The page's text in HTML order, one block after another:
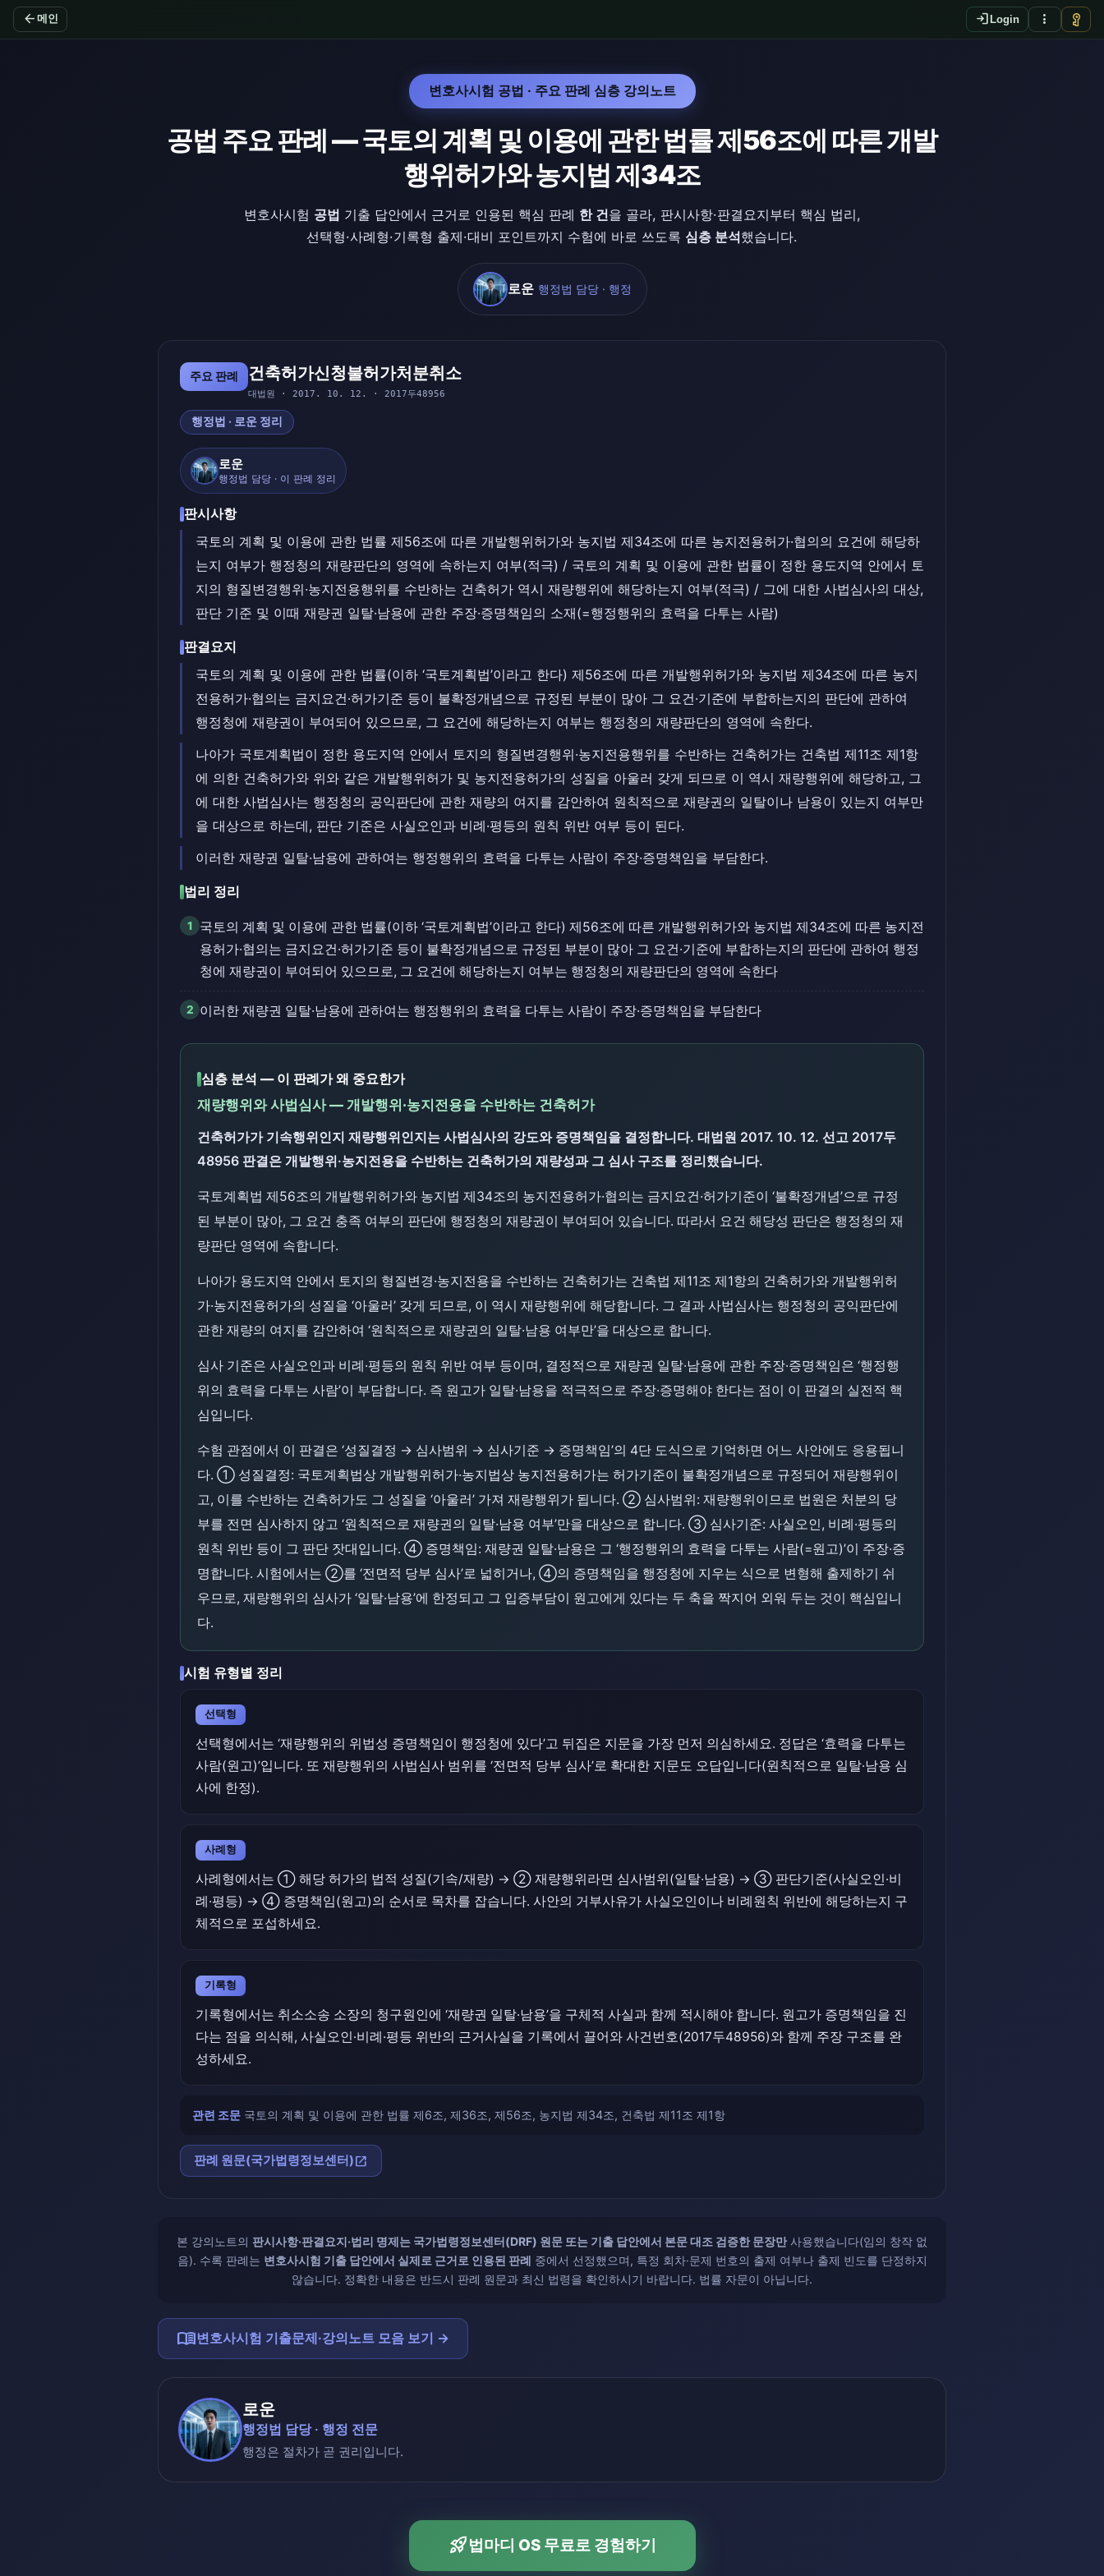
arrow_back 메인 login Login more_vert vpn_key
변호사시험 공법 · 주요 판례 심층 강의노트
공법 주요 판례 — 국토의 계획 및 이용에 관한 법률 제56조에 따른 개발
행위허가와 농지법 제34조
변호사시험 공법 기출 답안에서 근거로 인용된 핵심 판례 한 건을 골라, 판시사항·판결요지부터 핵심 법리,
선택형·사례형·기록형 출제·대비 포인트까지 수험에 바로 쓰도록 심층 분석했습니다.
로운 행정법 담당 · 행정
주요 판례 건축허가신청불허가처분취소
대법원 · 2017. 10. 12. · 2017두48956
행정법 · 로운 정리
로운
행정법 담당 · 이 판례 정리
판시사항
국토의 계획 및 이용에 관한 법률 제56조에 따른 개발행위허가와 농지법 제34조에 따른 농지전용허가·협의의 요건에 해당하
는지 여부가 행정청의 재량판단의 영역에 속하는지 여부(적극) / 국토의 계획 및 이용에 관한 법률이 정한 용도지역 안에서 토
지의 형질변경행위·농지전용행위를 수반하는 건축허가 역시 재량행위에 해당하는지 여부(적극) / 그에 대한 사법심사의 대상,
판단 기준 및 이때 재량권 일탈·남용에 관한 주장·증명책임의 소재(=행정행위의 효력을 다투는 사람)
판결요지
국토의 계획 및 이용에 관한 법률(이하 ‘국토계획법’이라고 한다) 제56조에 따른 개발행위허가와 농지법 제34조에 따른 농지
전용허가·협의는 금지요건·허가기준 등이 불확정개념으로 규정된 부분이 많아 그 요건·기준에 부합하는지의 판단에 관하여
행정청에 재량권이 부여되어 있으므로, 그 요건에 해당하는지 여부는 행정청의 재량판단의 영역에 속한다.
나아가 국토계획법이 정한 용도지역 안에서 토지의 형질변경행위·농지전용행위를 수반하는 건축허가는 건축법 제11조 제1항
에 의한 건축허가와 위와 같은 개발행위허가 및 농지전용허가의 성질을 아울러 갖게 되므로 이 역시 재량행위에 해당하고, 그
에 대한 사법심사는 행정청의 공익판단에 관한 재량의 여지를 감안하여 원칙적으로 재량권의 일탈이나 남용이 있는지 여부만
을 대상으로 하는데, 판단 기준은 사실오인과 비례·평등의 원칙 위반 여부 등이 된다.
이러한 재량권 일탈·남용에 관하여는 행정행위의 효력을 다투는 사람이 주장·증명책임을 부담한다.
법리 정리
1
국토의 계획 및 이용에 관한 법률(이하 ‘국토계획법’이라고 한다) 제56조에 따른 개발행위허가와 농지법 제34조에 따른 농지전
용허가·협의는 금지요건·허가기준 등이 불확정개념으로 규정된 부분이 많아 그 요건·기준에 부합하는지의 판단에 관하여 행정
청에 재량권이 부여되어 있으므로, 그 요건에 해당하는지 여부는 행정청의 재량판단의 영역에 속한다
2 이러한 재량권 일탈·남용에 관하여는 행정행위의 효력을 다투는 사람이 주장·증명책임을 부담한다
심층 분석 — 이 판례가 왜 중요한가
재량행위와 사법심사 — 개발행위·농지전용을 수반하는 건축허가
건축허가가 기속행위인지 재량행위인지는 사법심사의 강도와 증명책임을 결정합니다. 대법원 2017. 10. 12. 선고 2017두
48956 판결은 개발행위·농지전용을 수반하는 건축허가의 재량성과 그 심사 구조를 정리했습니다.
국토계획법 제56조의 개발행위허가와 농지법 제34조의 농지전용허가·협의는 금지요건·허가기준이 ‘불확정개념’으로 규정
된 부분이 많아, 그 요건 충족 여부의 판단에 행정청의 재량권이 부여되어 있습니다. 따라서 요건 해당성 판단은 행정청의 재
량판단 영역에 속합니다.
나아가 용도지역 안에서 토지의 형질변경·농지전용을 수반하는 건축허가는 건축법 제11조 제1항의 건축허가와 개발행위허
가·농지전용허가의 성질을 ‘아울러’ 갖게 되므로, 이 역시 재량행위에 해당합니다. 그 결과 사법심사는 행정청의 공익판단에
관한 재량의 여지를 감안하여 ‘원칙적으로 재량권의 일탈·남용 여부만’을 대상으로 합니다.
심사 기준은 사실오인과 비례·평등의 원칙 위반 여부 등이며, 결정적으로 재량권 일탈·남용에 관한 주장·증명책임은 ‘행정행
위의 효력을 다투는 사람’이 부담합니다. 즉 원고가 일탈·남용을 적극적으로 주장·증명해야 한다는 점이 이 판결의 실전적 핵
심입니다.
수험 관점에서 이 판결은 ‘성질결정 → 심사범위 → 심사기준 → 증명책임’의 4단 도식으로 기억하면 어느 사안에도 응용됩니
다. ① 성질결정: 국토계획법상 개발행위허가·농지법상 농지전용허가는 허가기준이 불확정개념으로 규정되어 재량행위이
고, 이를 수반하는 건축허가도 그 성질을 ‘아울러’ 가져 재량행위가 됩니다. ② 심사범위: 재량행위이므로 법원은 처분의 당
부를 전면 심사하지 않고 ‘원칙적으로 재량권의 일탈·남용 여부’만을 대상으로 합니다. ③ 심사기준: 사실오인, 비례·평등의
원칙 위반 등이 그 판단 잣대입니다. ④ 증명책임: 재량권 일탈·남용은 그 ‘행정행위의 효력을 다투는 사람(=원고)’이 주장·증
명합니다. 시험에서는 ②를 ‘전면적 당부 심사’로 넓히거나, ④의 증명책임을 행정청에 지우는 식으로 변형해 출제하기 쉬
우므로, 재량행위의 심사가 ‘일탈·남용’에 한정되고 그 입증부담이 원고에게 있다는 두 축을 짝지어 외워 두는 것이 핵심입니
다.
시험 유형별 정리
선택형
선택형에서는 ‘재량행위의 위법성 증명책임이 행정청에 있다’고 뒤집은 지문을 가장 먼저 의심하세요. 정답은 ‘효력을 다투는
사람(원고)’입니다. 또 재량행위의 사법심사 범위를 ‘전면적 당부 심사’로 확대한 지문도 오답입니다(원칙적으로 일탈·남용 심
사에 한정).
사례형
사례형에서는 ① 해당 허가의 법적 성질(기속/재량) → ② 재량행위라면 심사범위(일탈·남용) → ③ 판단기준(사실오인·비
례·평등) → ④ 증명책임(원고)의 순서로 목차를 잡습니다. 사안의 거부사유가 사실오인이나 비례원칙 위반에 해당하는지 구
체적으로 포섭하세요.
기록형
기록형에서는 취소소송 소장의 청구원인에 ‘재량권 일탈·남용’을 구체적 사실과 함께 적시해야 합니다. 원고가 증명책임을 진
다는 점을 의식해, 사실오인·비례·평등 위반의 근거사실을 기록에서 끌어와 사건번호(2017두48956)와 함께 주장 구조를 완
성하세요.
관련 조문 국토의 계획 및 이용에 관한 법률 제6조, 제36조, 제56조, 농지법 제34조, 건축법 제11조 제1항
판례 원문(국가법령정보센터)open_in_new
본 강의노트의 판시사항·판결요지·법리 명제는 국가법령정보센터(DRF) 원문 또는 기출 답안에서 본문 대조 검증한 문장만사용했습니다(임의 창작 없
음). 수록 판례는 변호사시험 기출 답안에서 실제로 근거로 인용된 판례 중에서 선정했으며, 특정 회차·문제 번호의 출제 여부나 출제 빈도를 단정하지
않습니다. 정확한 내용은 반드시 판례 원문과 최신 법령을 확인하시기 바랍니다. 법률 자문이 아닙니다.
menu_book변호사시험 기출문제·강의노트 모음 보기 →
로운
행정법 담당 · 행정 전문
행정은 절차가 곧 권리입니다.
rocket_launch법마디 OS 무료로 경험하기